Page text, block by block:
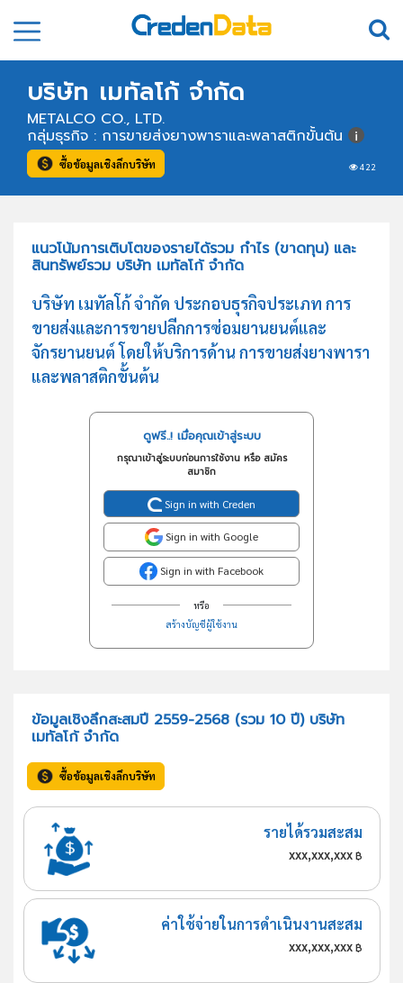
บริษัท เมทัลโก้ จำกัด
METALCO CO., LTD.
422
กลุ่มธุรกิจ : การขายส่งยางพาราและพลาสติกขั้นต้น
ซื้อข้อมูลเชิงลึกบริษัท
แนวโน้มการเติบโตของรายได้รวม กำไร (ขาดทุน) และ
สินทรัพย์รวม บริษัท เมทัลโก้ จำกัด
บริษัท เมทัลโก้ จำกัด ประกอบธุรกิจประเภท การ
ขายส่งและการขายปลีกการซ่อมยานยนต์และ
จักรยานยนต์ โดยให้บริการด้าน การขายส่งยางพารา
และพลาสติกขั้นต้น
ดูฟรี..! เมื่อคุณเข้าสู่ระบบ
กรุณาเข้าสู่ระบบก่อนการใช้งาน หรือ สมัคร
สมาชิก
Sign in with Creden
Sign in with Google
Sign in with Facebook
หรือ
สร้างบัญชีผู้ใช้งาน
ข้อมูลเชิงลึกสะสมปี 2559-2568 (รวม 10 ปี) บริษัท
เมทัลโก้ จำกัด
ซื้อข้อมูลเชิงลึกบริษัท
รายได้รวมสะสม
xxx,xxx,xxx฿
ค่าใช้จ่ายในการดำเนินงานสะสม
xxx,xxx,xxx฿